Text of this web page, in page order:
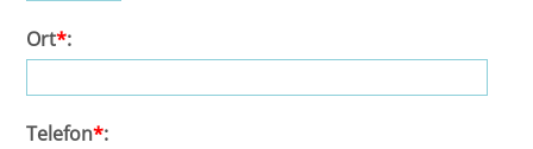
Ort*:
Telefon*:
Gießen
Greifswald
Göttingen